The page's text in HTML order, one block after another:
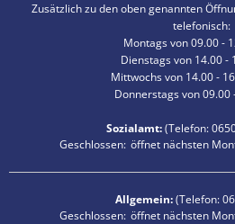
Zusätzlich zu den oben genannten
telefonisch:
Montags von 09.00 -
Dienstags von 14.00 -
Mittwochs von 14.00 -
Donnerstags von 09.00
Sozialamt:(Telefon:
Klicken, um weitere Öffnungs-
Geschlossen: öffnet nächsten
Allgemein:(Telefon:
Klicken, um weitere Öffnungs-
Geschlossen: öffnet nächsten